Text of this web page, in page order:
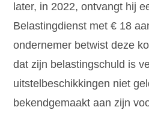
later, in 2022, ontvangt hij
Belastingdienst met € 18
ondernemer betwist deze
dat zijn belastingschuld is
uitstelbeschikkingen niet
bekendgemaakt aan zijn